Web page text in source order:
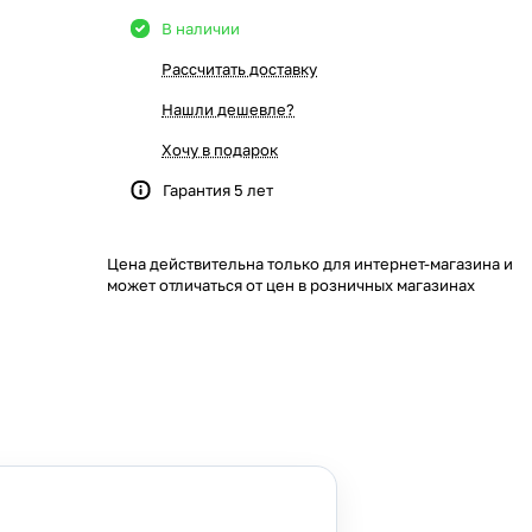
В наличии
Рассчитать доставку
Нашли дешевле?
Хочу в подарок
Гарантия 5 лет
Цена действительна только для интернет-магазина и
может отличаться от цен в розничных магазинах